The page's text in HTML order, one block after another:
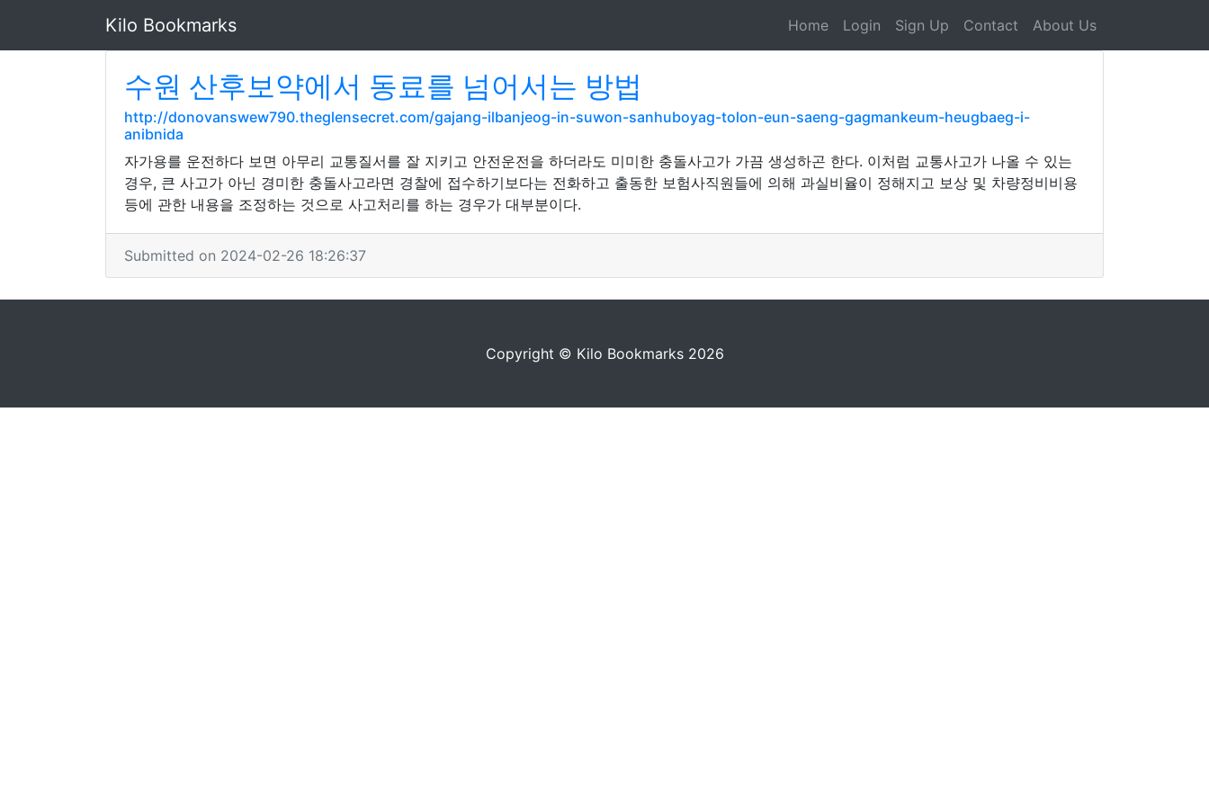
Kilo Bookmarks Home Login Sign Up Contact About Us
수원 산후보약에서 동료를 넘어서는 방법
http://donovanswew790.theglensecret.com/gajang-ilbanjeog-in-suwon-sanhuboyag-tolon-eun-saeng-gagmankeum-heugbaeg-i-
anibnida
자가용를 운전하다 보면 아무리 교통질서를 잘 지키고 안전운전을 하더라도 미미한 충돌사고가 가끔 생성하곤 한다. 이처럼 교통사고가 나올 수 있는
경우, 큰 사고가 아닌 경미한 충돌사고라면 경찰에 접수하기보다는 전화하고 출동한 보험사직원들에 의해 과실비율이 정해지고 보상 및 차량정비비용
등에 관한 내용을 조정하는 것으로 사고처리를 하는 경우가 대부분이다.
Submitted on 2024-02-26 18:26:37
Copyright © Kilo Bookmarks 2026